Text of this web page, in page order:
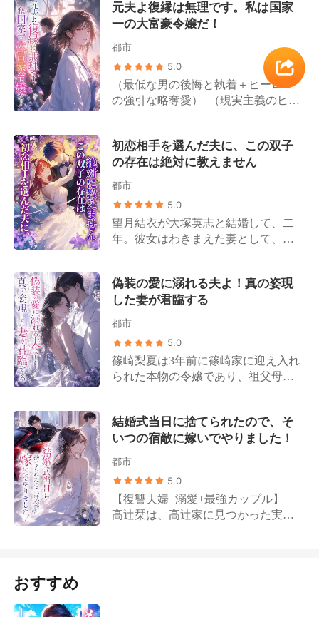
る財界の大物と電撃的に契約結婚を
果たす。 やがて藤原美月の隠された
正体が次々と明らかになると、大物
もまた、彼女こそが自分の「忘れら
れない初恋の人」であったことに気
づく。 大物は毎夜のごとく彼女を溺
愛するようになった。 「妻よ、もう
夫の一家は狂わんばかりの後悔に苛
まれることとなる。 藤原美月は口元
に薄く笑みを浮かべ、元夫を見つめ
て言った。 「私に治療を諦めろっ
て？――でも、ガンを患っているの
はあなたよ」
揃えて言う。高橋家の「偽の令嬢」
である高橋優月は才能にあふれた天
上の明月であり、「真の令嬢」であ
る高橋美咲は取り柄のない泥に過ぎ
ないと。 しかし、高橋グループの背
後で采配を振るっている人物が美咲
であることは、誰一人として知らな
ナーや有名監督、大物歌手、人気ア
イドルになれたのは、すべて美咲の
おかげなのだ。 それにもかかわら
ず、妊娠と裏切りの絶望に沈む美咲
植物状態の男性との結婚を強要す
る。 その後、美咲の隠された真の姿
に苛まれることとなる。 元恋人も涙
ながらにすがりついてきた。「俺が
悪かった。子供に免じて、許してく
れないか？」 その時、冷ややかな声
が響き渡る。「私の子供が、君と何
の関係がある？」 端正な容貌と冷徹
な手腕を持ち、無数の令嬢たちを平
伏させる鈴木家のトップ・鈴木翔太
親しげに囁いた。「美咲、家に帰ろ
う」
元夫よ復縁は無理です。私は国家
一の大富豪令嬢だ！
都市
5.0
（最低な男の後悔と執着＋ヒーロー
の強引な略奪愛） （現実主義のヒロ
深い愛情を見てきたが、同時に彼の
裏切りも味わうことになった。 結婚
記念日の当日、藤井達也は幼馴染と
の密会のため、胃の激痛と大量出血
に苦しむ片山美月を路上に置き去り
にする。 片山美月は感情を押し殺
し、彼を騙して離婚協議書にサイン
界から出て行って」 離婚後、片山美
月はトップ富豪の令嬢としての身分
を取り戻し、3人の兄から社交界で誰
を赤くして協議書を粉々に引き裂い
た。「誰が離婚すると言った、俺は
でも有名な御曹司であり、手の届か
ない存在の男だ。 片山美月は彼に関
わりたくなかったが、なぜか幾度と
なく遭遇してしまう。 宴会の席で、
片山美月が最低な男に付きまとわれ
ていたところ、篠原蒼真が颯爽と現
れ、彼女を連れ去った。 片山美月が
うつむいて感謝を伝えると、彼は彼
初恋相手を選んだ夫に、この双子
の存在は絶対に教えません
都市
5.0
望月結衣が大塚英志と結婚して、二
年。彼女はわきまえた妻として、常
なら彼女は、いつか必ず彼から別れ
を告げられる日が来ることを、痛い
ほど理解していたからだ。 けれど、
るとは、思いもしなかった。 大塚英
志がずっと心に秘めていた最愛の女
性、坂本真綾。彼女が帰国するや否
心は冷たく凍てつき、希望のすべて
が灰に帰した彼女は、静かに背を向
けて彼のもとを去った。 ――それか
ら四年後。彼女は、愛らしい男女の
彼に見つからないよう細心の注意を
払って身を隠していたにもかかわら
偽装の愛に溺れる夫よ！真の姿現
した妻が君臨する
都市
5.0
篠崎梨夏は3年前に篠崎家に迎え入れ
られた本物の令嬢であり、祖父母の
は彼女が7年もの間、一途に想い続け
てきた男性だった。 結婚からの3年
間、篠崎梨夏は滝沢正司のために自
身の才能を隠して身分を伏せ、彼を
陰で支える完璧な妻になることだけ
を願っていた。 自分が世界で一番幸
せな女性だと思っていた彼女に、現
結婚式当日に捨てられたので、そ
いつの宿敵に嫁いでやりました！
都市
5.0
【復讐夫婦+溺愛+最強カップル】
高辻栞は、高辻家に見つかった実の
おすすめ